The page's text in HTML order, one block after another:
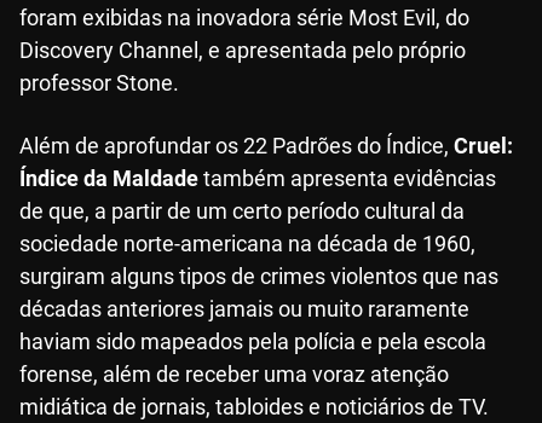
foram exibidas na inovadora série Most Evil, do
Discovery Channel, e apresentada pelo próprio
professor Stone.
Além de aprofundar os 22 Padrões do Índice, Cruel:
Índice da Maldadetambém apresenta evidências
de que, a partir de um certo período cultural da
sociedade norte-americana na década de 1960,
surgiram alguns tipos de crimes violentos que nas
décadas anteriores jamais ou muito raramente
haviam sido mapeados pela polícia e pela escola
forense, além de receber uma voraz atenção
midiática de jornais, tabloides e noticiários de TV.